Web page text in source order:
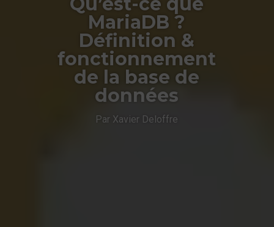
MariaDB ?
Définition &
fonctionnement
de la base de
données
Par Xavier Deloffre